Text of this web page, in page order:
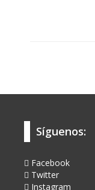
Síguenos:
Facebook
Twitter
Instagram